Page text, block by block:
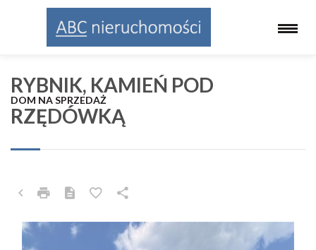
RYBNIK, KAMIEŃ POD
RZĘDÓWKĄ
DOM NA SPRZEDAŻ